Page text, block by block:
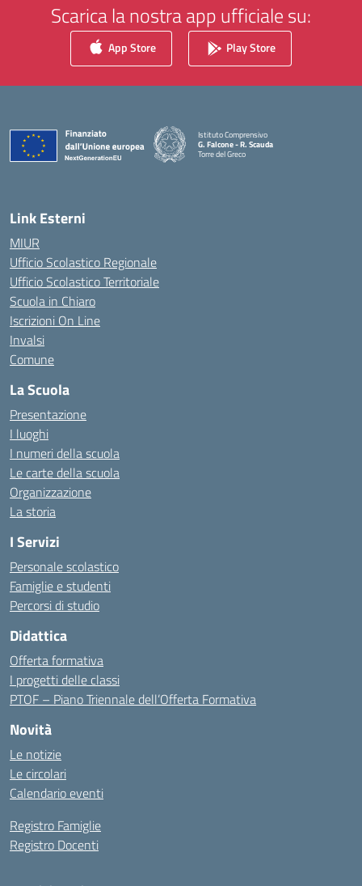
Scarica la nostra app ufficiale su:
App Store Play Store
Istituto Comprensivo
G. Falcone - R. Scauda
Torre del Greco
Link Esterni
MIUR
Ufficio Scolastico Regionale
Ufficio Scolastico Territoriale
Scuola in Chiaro
Iscrizioni On Line
Invalsi
Comune
La Scuola
Presentazione
I luoghi
I numeri della scuola
Le carte della scuola
Organizzazione
La storia
I Servizi
Personale scolastico
Famiglie e studenti
Percorsi di studio
Didattica
Offerta formativa
I progetti delle classi
PTOF – Piano Triennale dell’Offerta Formativa
Novità
Le notizie
Le circolari
Calendario eventi
Registro Famiglie
Registro Docenti